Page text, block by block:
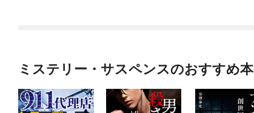
ミステリー・サスペンスのおすすめ本